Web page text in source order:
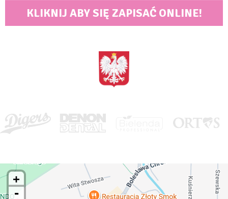
KLIKNIJ ABY SIĘ ZAPISAĆ ONLINE!
MAPA DOJAZDOWA DO STARGARDU
+
-